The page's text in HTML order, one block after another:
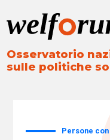
Osservatorio
sulle politiche
Persone